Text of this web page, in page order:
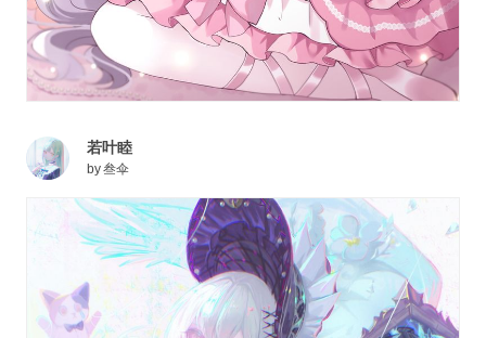
若叶睦
by叁伞